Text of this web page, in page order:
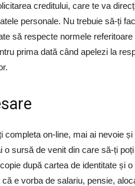
creditului, care te va
personale. Nu trebuie să-ți
să respecte normele
prima dată când apelezi la
completa on-line, mai ai nevoie
o sursă de venit din care să-ți
după cartea de identitate și
e vorba de salariu, pensie,